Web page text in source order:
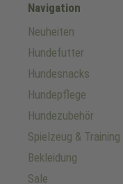
Navigation
Neuheiten
Hundefutter
Hundesnacks
Hundepflege
Hundezubehör
Spielzeug & Training
Bekleidung
Sale